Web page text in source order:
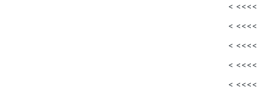
>>>> >
>>>> >
>>>> >
>>>> >
>>>> >